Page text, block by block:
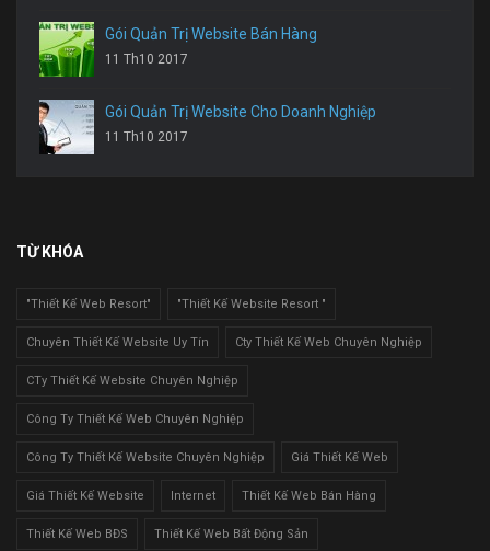
Gói Quản Trị Website Bán Hàng
11 Th10 2017
Gói Quản Trị Website Cho Doanh Nghiệp
11 Th10 2017
TỪ KHÓA
"Thiết Kế Web Resort" "Thiết Kế Website Resort "
Chuyên Thiết Kế Website Uy Tín Cty Thiết Kế Web Chuyên Nghiệp
CTy Thiết Kế Website Chuyên Nghiệp
Công Ty Thiết Kế Web Chuyên Nghiệp
Công Ty Thiết Kế Website Chuyên Nghiệp Giá Thiết Kế Web
Giá Thiết Kế Website Internet Thiết Kế Web Bán Hàng
Thiết Kế Web BĐS Thiết Kế Web Bất Động Sản